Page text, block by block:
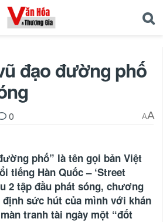
đạo đường phố
0 AA
phố” là tên gọi bản Việt
tiếng Hàn Quốc – ‘Street
2 tập đầu phát sóng, chương
sức hút của mình với khán
tranh tài ngày một “đốt